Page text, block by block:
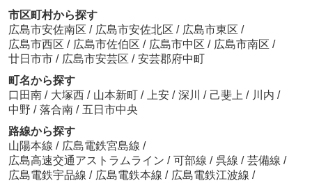
市区町村から探す
広島市安佐南区 / 広島市安佐北区 / 広島市東区 /
広島市西区 / 広島市佐伯区 / 広島市中区 / 広島市南区 /
廿日市市 / 広島市安芸区 / 安芸郡府中町
町名から探す
口田南 / 大塚西 / 山本新町 / 上安 / 深川 / 己斐上 / 川内 /
中野 / 落合南 / 五日市中央
路線から探す
山陽本線 / 広島電鉄宮島線 /
広島高速交通アストラムライン / 可部線 / 呉線 / 芸備線 /
広島電鉄宇品線 / 広島電鉄本線 / 広島電鉄江波線 /